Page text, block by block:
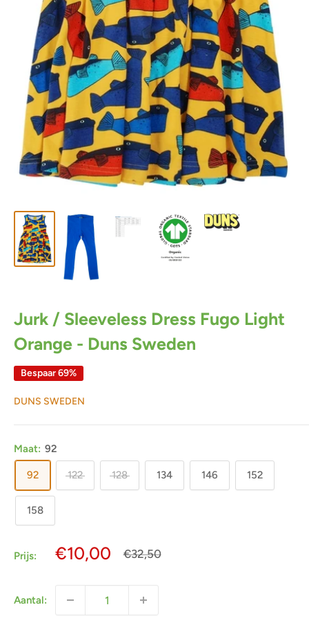
Jurk / Sleeveless Dress Fugo Light
Orange - Duns Sweden
Bespaar 69%
DUNS SWEDEN
Maat: 92
92 122 128 134 146 152
158
Prijs: Actieprijs
€10,00
Normale
€32,50
Aantal: